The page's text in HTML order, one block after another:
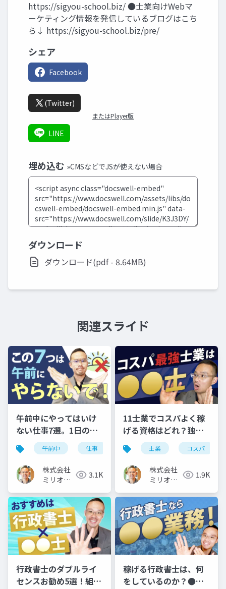
https://sigyou-school.biz/ ●士業向けWebマ
ーケティング情報を発信しているブログはこち
ら↓ https://sigyou-school.biz/pre/
シェア
Facebook
(Twitter)
またはPlayer版
LINE
埋め込む »CMSなどでJSが使えない場合
ダウンロード
ダウンロード(pdf - 8.64MB)
関連スライド
午前中にやってはいけ
ない仕事7選。1日のモ
デルスケジュールも公
開
午前中 仕事 スケジュール
株式会社
ミリオン
3.1K
11士業でコスパよく稼
げる資格はどれ？独立
開業に向いているのは
コレ
士業 コスパ
株式会社
ミリオン
1.9K
行政書士のダブルライ
センスお勧め5選！組み
稼げる行政書士は、何
をしているのか？●●